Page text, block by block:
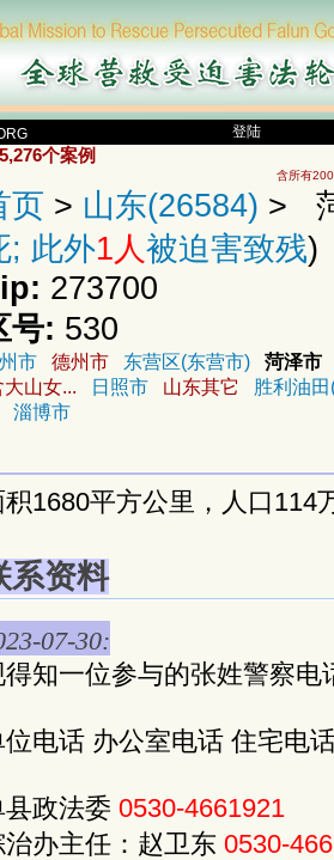
登陆
个案例
含所有
页 > 山东(26584) >
; 此外1人被迫害致残)
273700
号: 530
市 德州市 东营区(东营市)
菏泽市
大山女...
日照市 山东其它
胜利油
淄博市
积1680平方公里，人口114
系资料
07-30:
得知一位参与的张姓警察电
位电话 办公室电话 住宅电
县政法委 0530-4661921
治办主任：赵卫东 0530-